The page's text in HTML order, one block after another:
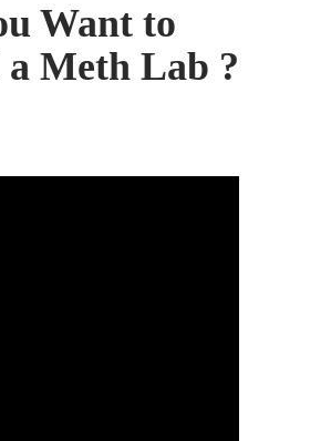
Want to
Meth Lab ?